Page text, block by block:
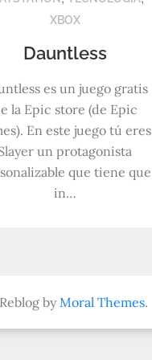
XBOX
Dauntless
es un juego gratis
la Epic store (de Epic
En este juego tú eres
un protagonista
que tiene que
in…
byMoral Themes.